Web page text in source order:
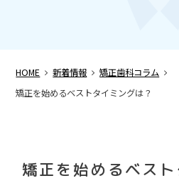
HOME 新着情報
矯正歯科コラム
矯正を始めるベストタイミングは？
矯正を始めるベス